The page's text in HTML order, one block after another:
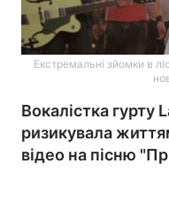
Екстремальні зйомки в
Вокалістка гурту
ризикувала
відео на пісню